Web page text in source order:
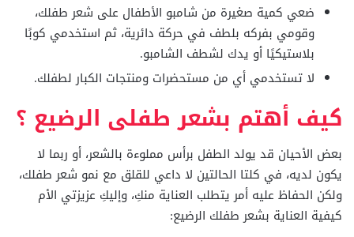
ضعي كمية صغيرة من شامبو الأطفال على شعر طفلك،
وقومي بفركه بلطف في حركة دائرية، ثم استخدمي كوبًا
بلاستيكيًا أو يدك لشطف الشامبو.
لا تستخدمي أي من مستحضرات ومنتجات الكبار لطفلك.
كيف أهتم بشعر طفلى الرضيع ؟
بعض الأحيان قد يولد الطفل برأس مملوءة بالشعر، أو ربما لا
يكون لديه، في كلتا الحالتين لا داعي للقلق مع نمو شعر طفلك،
ولكن الحفاظ عليه أمر يتطلب العناية منكِ، وإليكِ عزيزتي الأم
كيفية العناية بشعر طفلك الرضيع: